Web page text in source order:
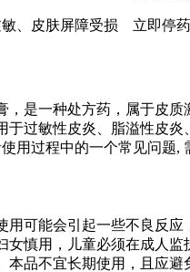
、皮肤屏障受损 立即停
是一种处方药，属于皮
过敏性皮炎、脂溢性皮
用过程中的一个常见问题,
可能会引起一些不良反
慎用，儿童必须在成人
品不宜长期使用，且应